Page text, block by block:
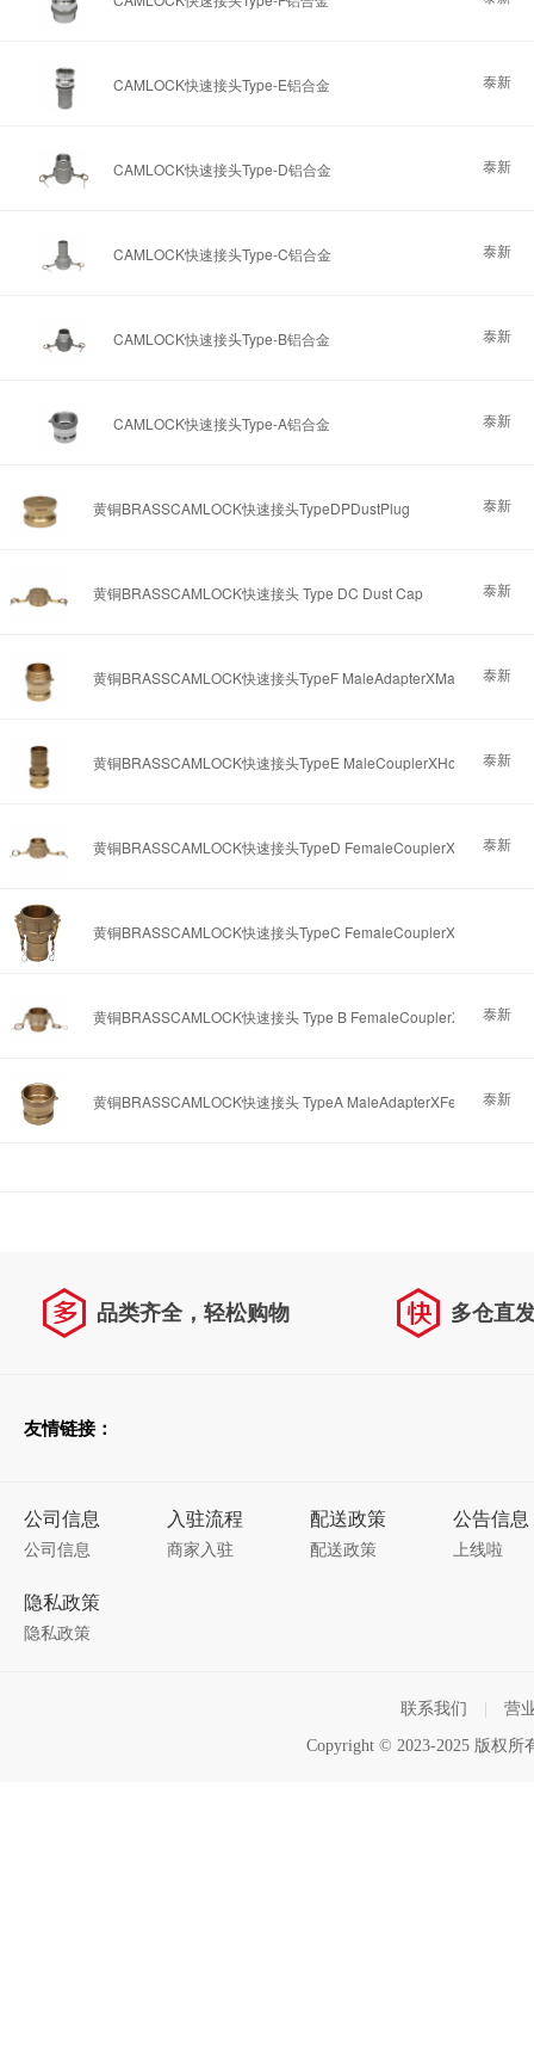
CAMLOCK快速接头Type-E铝合金 泰新
CAMLOCK快速接头Type-D铝合金 泰新
CAMLOCK快速接头Type-C铝合金 泰新
CAMLOCK快速接头Type-B铝合金 泰新
CAMLOCK快速接头Type-A铝合金 泰新
黄铜BRASSCAMLOCK快速接头TypeDPDustPlug 泰新
黄铜BRASSCAMLOCK快速接头 Type DC Dust Cap 泰新
黄铜BRASSCAMLOCK快速接头TypeF MaleAdapterXMale 泰新
黄铜BRASSCAMLOCK快速接头TypeE MaleCouplerXHoseShank
泰新
黄铜BRASSCAMLOCK快速接头TypeD FemaleCouplerXFemale
泰新
黄铜BRASSCAMLOCK快速接头TypeC FemaleCouplerXHoseShank
黄铜BRASSCAMLOCK快速接头 Type B FemaleCouplerXMale泰新
黄铜BRASSCAMLOCK快速接头 TypeA MaleAdapterXFemale泰新
品类齐全，轻松购物 多仓直
友情链接：
公司信息
公司信息
入驻流程
商家入驻
配送政策
配送政策
公告信息
上线啦
隐私政策
隐私政策
联系我们 营
Copyright © 2023-2025 版权所